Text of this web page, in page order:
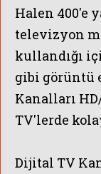
Halen 400'e
televizyon
kullandığı
gibi görüntü
Kanalları
TV'lerde
Dijital TV